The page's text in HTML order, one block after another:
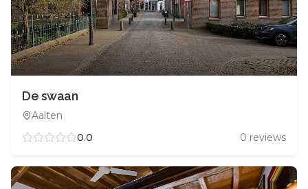
De swaan
Aalten
0.0
0 reviews